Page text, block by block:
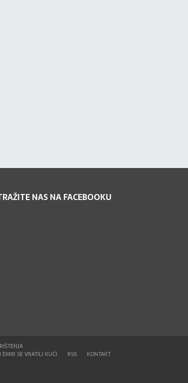
NAS NA FACEBOOKU
SE VRATILI KUĆI
RSS KONTAKT